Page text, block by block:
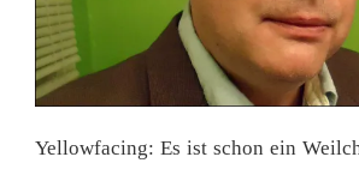
Yellowfacing: Es ist schon ein